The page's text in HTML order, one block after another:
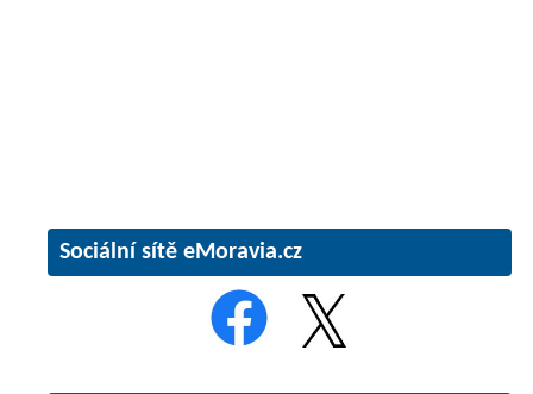
Sociální sítě eMoravia.cz